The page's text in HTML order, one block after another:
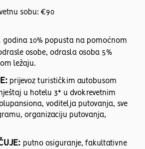
sobu: €90
godina 10% popusta na pomoćnom
osobe, odrasla osoba 5%
ležaju.
prijevoz turističkim autobusom
u hotelu 3* u dvokrevetnim
voditelja putovanja, sve
organizaciju putovanja,
putno osiguranje, fakultativne